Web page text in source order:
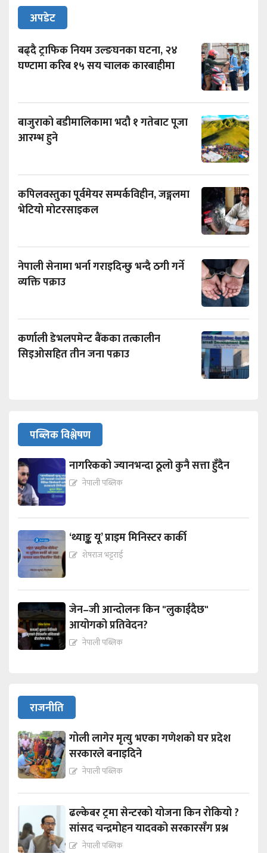
अपडेट
बढ्दै ट्राफिक नियम उल्ङघनका घटना, २४
घण्टामा करिब १५ सय चालक कारबाहीमा
बाजुराको बडीमालिकामा भदौ १ गतेबाट पूजा
आरम्भ हुने
कपिलवस्तुका पूर्वमेयर सम्पर्कविहीन, जङ्गलमा
भेटियो मोटरसाइकल
नेपाली सेनामा भर्ना गराइदिन्छु भन्दै ठगी गर्ने
व्यक्ति पक्राउ
कर्णाली डेभलपमेन्ट बैंकका तत्कालीन
सिइओसहित तीन जना पक्राउ
पब्लिक विश्लेषण
नागरिकको ज्यानभन्दा ठूलो कुनै सत्ता हुँदैन
नेपाली पब्लिक
‘थ्याङ्क यू’ प्राइम मिनिस्टर कार्की
शेषराज भट्टराई
जेन–जी आन्दोलनः किन "लुकाईदैछ"
आयोगको प्रतिवेदन?
नेपाली पब्लिक
राजनीति
गोली लागेर मृत्यु भएका गणेशको घर प्रदेश
सरकारले बनाइदिने
नेपाली पब्लिक
ढल्केबर ट्रमा सेन्टरको योजना किन रोकियो ?
सांसद चन्द्रमोहन यादवको सरकारसँग प्रश्न
नेपाली पब्लिक